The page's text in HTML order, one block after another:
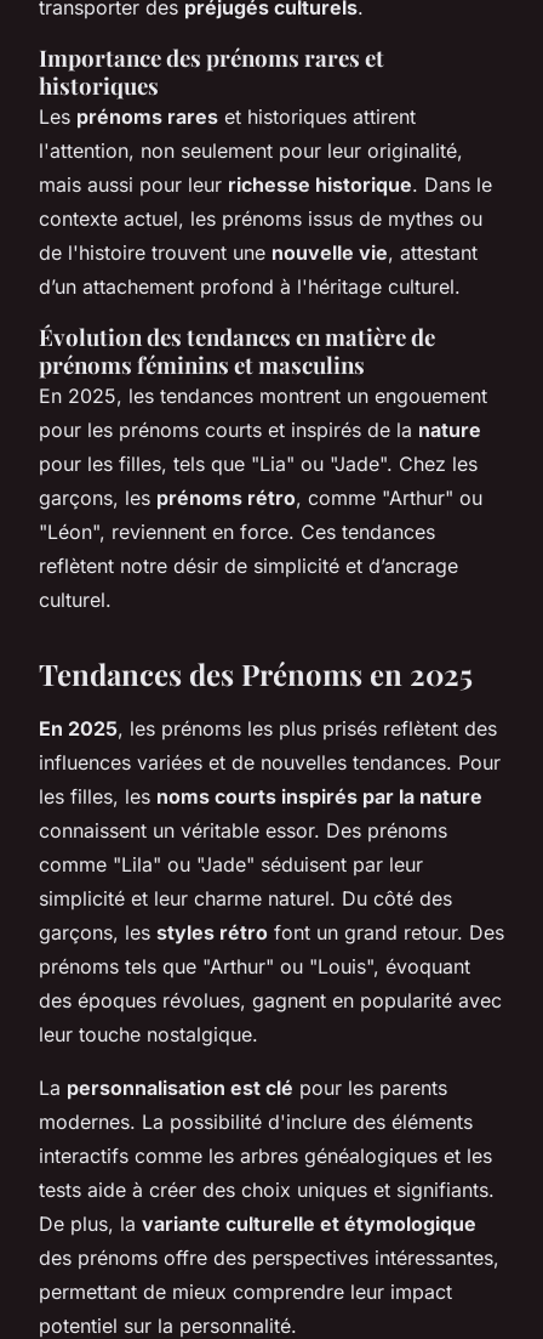
transporter des préjugés culturels.
Importance des prénoms rares et
historiques
Les prénoms rares et historiques attirent
l'attention, non seulement pour leur originalité,
mais aussi pour leur richesse historique. Dans le
contexte actuel, les prénoms issus de mythes ou
de l'histoire trouvent une nouvelle vie, attestant
d’un attachement profond à l'héritage culturel.
Évolution des tendances en matière de
prénoms féminins et masculins
En 2025, les tendances montrent un engouement
pour les prénoms courts et inspirés de la nature
pour les filles, tels que "Lia" ou "Jade". Chez les
garçons, les prénoms rétro, comme "Arthur" ou
"Léon", reviennent en force. Ces tendances
reflètent notre désir de simplicité et d’ancrage
culturel.
Tendances des Prénoms en 2025
En 2025, les prénoms les plus prisés reflètent des
influences variées et de nouvelles tendances. Pour
les filles, les noms courts inspirés par la nature
connaissent un véritable essor. Des prénoms
comme "Lila" ou "Jade" séduisent par leur
simplicité et leur charme naturel. Du côté des
garçons, les styles rétro font un grand retour. Des
prénoms tels que "Arthur" ou "Louis", évoquant
des époques révolues, gagnent en popularité avec
leur touche nostalgique.
La personnalisation est clé pour les parents
modernes. La possibilité d'inclure des éléments
interactifs comme les arbres généalogiques et les
tests aide à créer des choix uniques et signifiants.
De plus, la variante culturelle et étymologique
des prénoms offre des perspectives intéressantes,
permettant de mieux comprendre leur impact
potentiel sur la personnalité.